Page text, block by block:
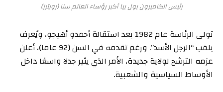
رئيس الكاميرون بول بيا أكبر رؤساء العالم سنا (رويترز)
تولى الرئاسة عام 1982 بعد استقالة أحمدو أهيجو، ويُعرف
بلقب “الرجل الأسد”. ورغم تقدمه في السن (92 عاما)، أعلن
عزمه الترشح لولاية جديدة، الأمر الذي يثير جدلا واسعًا داخل
الأوساط السياسية والشعبية.